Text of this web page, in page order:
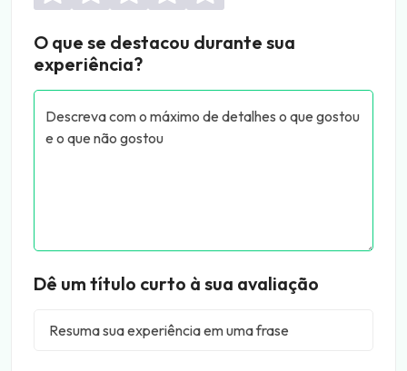
O que se destacou durante sua
experiência?
Dê um título curto à sua avaliação